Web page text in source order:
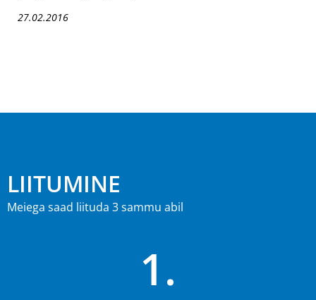
27.02.2016
LIITUMINE
Meiega saad liituda 3 sammu abil
1.